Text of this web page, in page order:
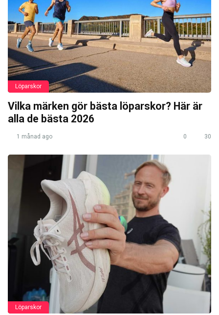
Löparskor
Vilka märken gör bästa löparskor? Här är
alla de bästa 2026
1 månad ago 0 30
Löparskor